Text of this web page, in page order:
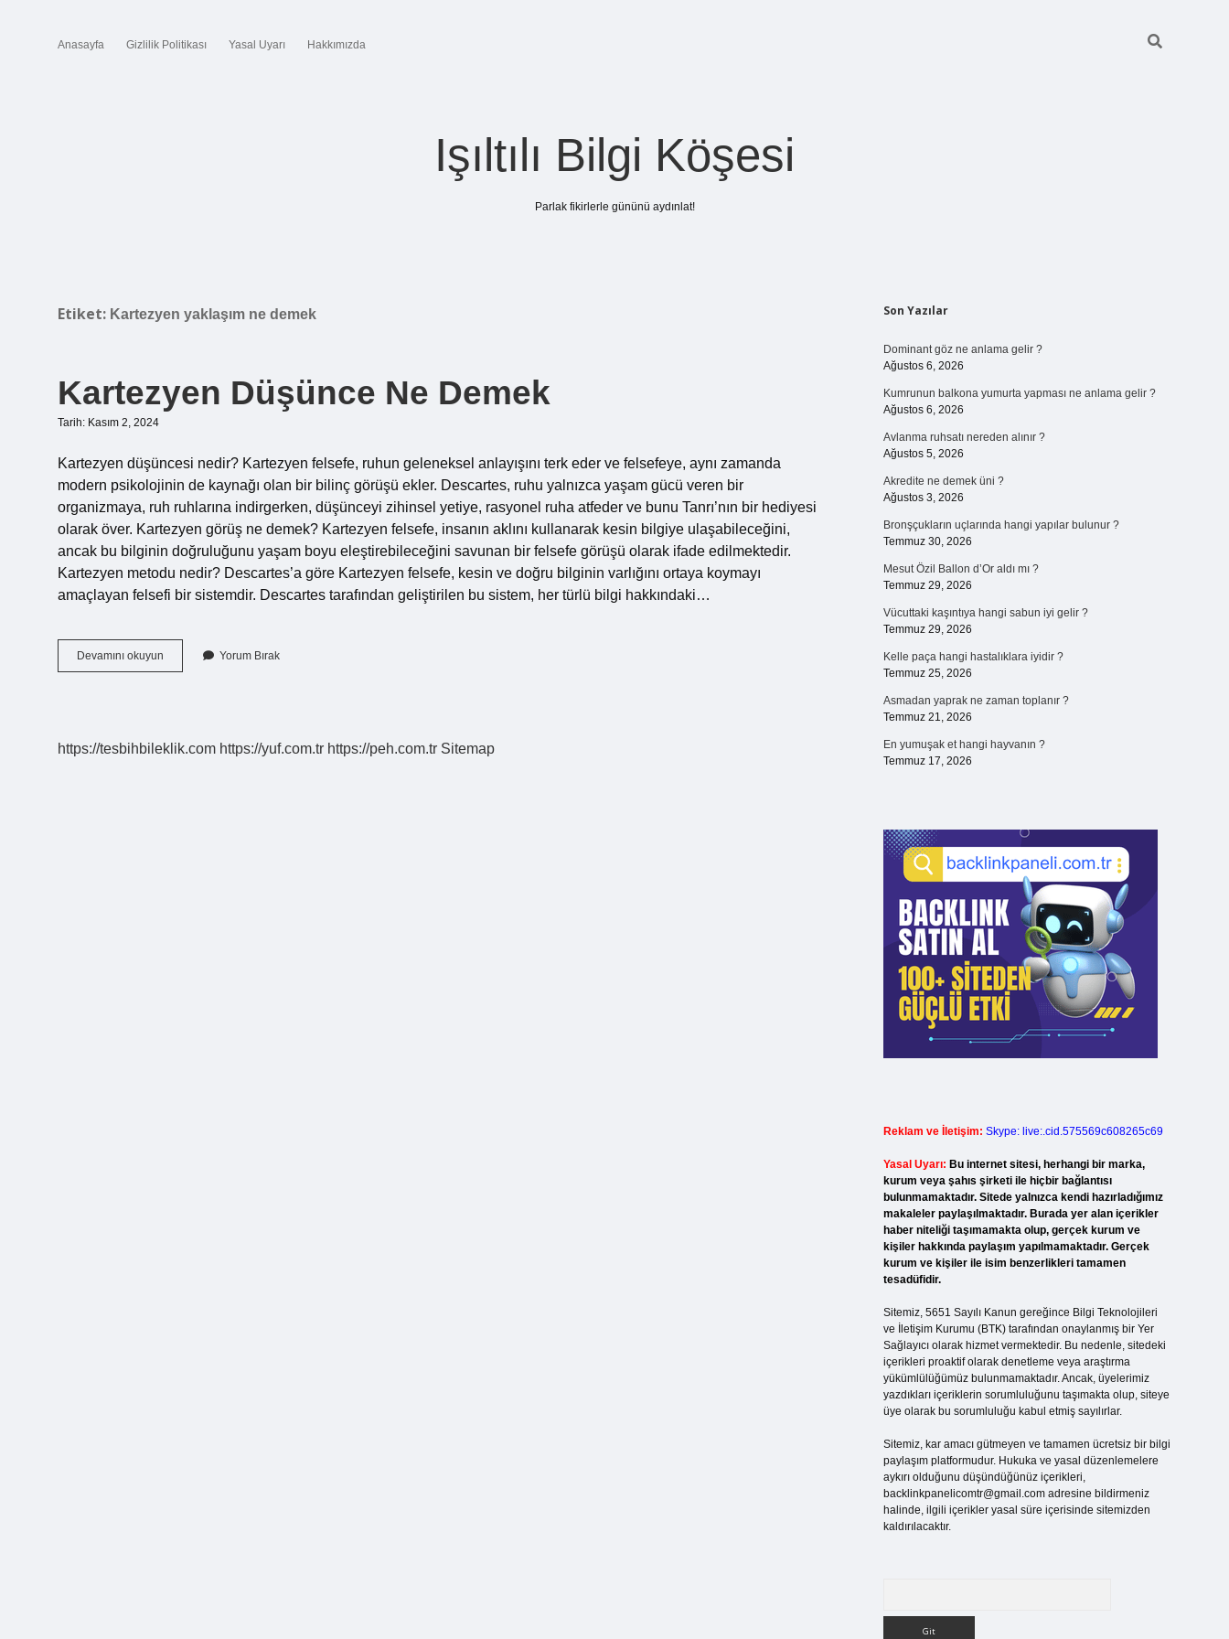
Anasayfa Gizlilik Politikası Yasal Uyarı Hakkımızda
Işıltılı Bilgi Köşesi
Parlak fikirlerle gününü aydınlat!
Etiket: Kartezyen yaklaşım ne demek
Kartezyen Düşünce Ne Demek
Tarih: Kasım 2, 2024
Kartezyen düşüncesi nedir? Kartezyen felsefe, ruhun geleneksel anlayışını terk eder ve felsefeye, aynı zamanda
modern psikolojinin de kaynağı olan bir bilinç görüşü ekler. Descartes, ruhu yalnızca yaşam gücü veren bir
organizmaya, ruh ruhlarına indirgerken, düşünceyi zihinsel yetiye, rasyonel ruha atfeder ve bunu Tanrı’nın bir hediyesi
olarak över. Kartezyen görüş ne demek? Kartezyen felsefe, insanın aklını kullanarak kesin bilgiye ulaşabileceğini,
ancak bu bilginin doğruluğunu yaşam boyu eleştirebileceğini savunan bir felsefe görüşü olarak ifade edilmektedir.
Kartezyen metodu nedir? Descartes’a göre Kartezyen felsefe, kesin ve doğru bilginin varlığını ortaya koymayı
amaçlayan felsefi bir sistemdir. Descartes tarafından geliştirilen bu sistem, her türlü bilgi hakkındaki…
Devamını okuyun Kartezyen
Düşünce
Yorum Bırak
https://tesbihbileklik.com https://yuf.com.tr https://peh.com.tr Sitemap
Sidebar
Son Yazılar
Dominant göz ne anlama gelir ?
Ağustos 6, 2026
Kumrunun balkona yumurta yapması ne anlama gelir ?
Ağustos 6, 2026
Avlanma ruhsatı nereden alınır ?
Ağustos 5, 2026
Akredite ne demek üni ?
Ağustos 3, 2026
Bronşçukların uçlarında hangi yapılar bulunur ?
Temmuz 30, 2026
Mesut Özil Ballon d’Or aldı mı ?
Temmuz 29, 2026
Vücuttaki kaşıntıya hangi sabun iyi gelir ?
Temmuz 29, 2026
Kelle paça hangi hastalıklara iyidir ?
Temmuz 25, 2026
Asmadan yaprak ne zaman toplanır ?
Temmuz 21, 2026
En yumuşak et hangi hayvanın ?
Temmuz 17, 2026
Reklam ve İletişim: Skype: live:.cid.575569c608265c69
Yasal Uyarı: Bu internet sitesi, herhangi bir marka,
kurum veya şahıs şirketi ile hiçbir bağlantısı
bulunmamaktadır. Sitede yalnızca kendi hazırladığımız
makaleler paylaşılmaktadır. Burada yer alan içerikler
haber niteliği taşımamakta olup, gerçek kurum ve
kişiler hakkında paylaşım yapılmamaktadır. Gerçek
kurum ve kişiler ile isim benzerlikleri tamamen
tesadüfidir.
Sitemiz, 5651 Sayılı Kanun gereğince Bilgi Teknolojileri
ve İletişim Kurumu (BTK) tarafından onaylanmış bir Yer
Sağlayıcı olarak hizmet vermektedir. Bu nedenle, sitedeki
içerikleri proaktif olarak denetleme veya araştırma
yükümlülüğümüz bulunmamaktadır. Ancak, üyelerimiz
yazdıkları içeriklerin sorumluluğunu taşımakta olup, siteye
üye olarak bu sorumluluğu kabul etmiş sayılırlar.
Sitemiz, kar amacı gütmeyen ve tamamen ücretsiz bir bilgi
paylaşım platformudur. Hukuka ve yasal düzenlemelere
aykırı olduğunu düşündüğünüz içerikleri,
backlinkpanelicomtr@gmail.comadresine bildirmeniz
halinde, ilgili içerikler yasal süre içerisinde sitemizden
kaldırılacaktır.